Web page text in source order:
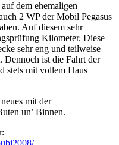
dem ehemaligen
2 WP der Mobil Pegasus
Auf diesem sehr
Kilometer. Diese
sehr eng und teilweise
Dennoch ist die Fahrt der
stets mit vollem Haus
mit der
un’ Binnen.